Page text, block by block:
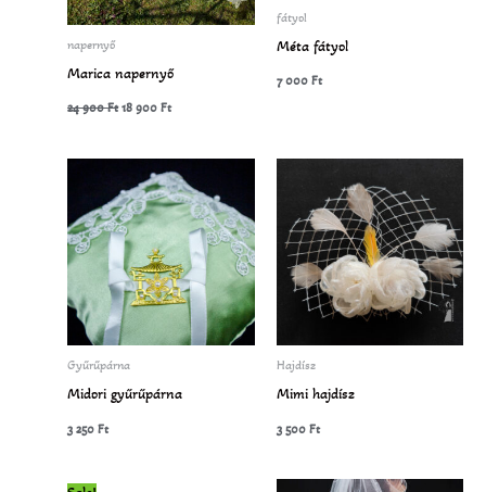
napernyő
Marica napernyő
24 900Ft 18 900Ft
fátyol
Méta fátyol
7 000 Ft
Gyűrűpárna
Midori gyűrűpárna
3 250Ft
Hajdísz
Mimi hajdísz
3 500 Ft